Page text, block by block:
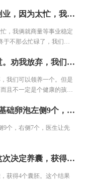
我是29岁的时候，和老公一起辞职创业，因为太忙，我俩就商量等事业稳定了再要孩子，这一拖就是4年。公司上了正轨，终于不那么忙碌了，我们思考起了要孩子的事情。8月份我怀孕了，医生诊断却是宫外孕，之后我失去了人生中第一个宝宝和一条输卵管。十几年没有哭过的我，这次把眼睛哭肿了一圈，我预感我的生子之路以后可能会更难。事实也确实是这样，在宫外孕手术后的几个月，去医院做了检查，发现另一侧输卵管梗阻。
，我俩就商量等事业稳定
于不那么忙碌了，我们思
过的我，这次把眼睛哭肿
输卵管梗阻。
老公看我这样难过，很内疚也很难过。劝我放弃，我们可以领养一个。但是领养孩子也不容易，可能要好多年才能领养到，而且不一定是个健康的孩子。
我们可以领养一个。但是
且不一定是个健康的孩
例假第2天，到医院做检查，检查后基础卵泡左侧9个，右侧7个，医生让先打针3天。
9个，右侧7个，医生让先
取卵，15个卵泡都成功取到卵子。这次决定养囊，获得4个囊胚。这个结果还算可以，和我预计的差不多，祈祷能够移植成功，让我接到宝宝。
获得4个囊胚。这个结果